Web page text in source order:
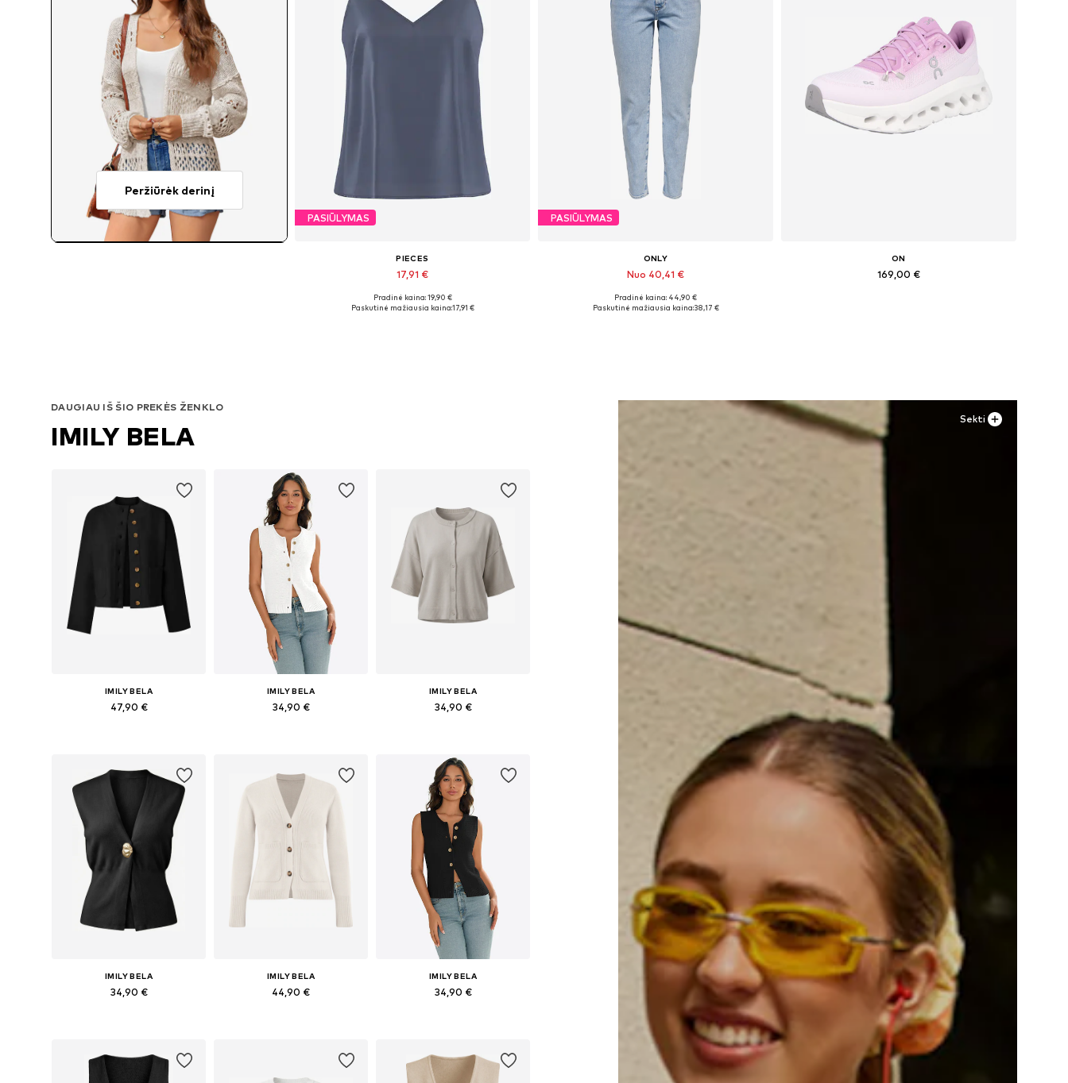
Peržiūrėk derinį
PASIŪLYMAS
PIECES
17,91 €
Galimi dydžiai: XS, S, M, L, XL, XXL
Pradinė kaina: 19,90 €
Paskutinė mažiausia kaina:17,91 €
PASIŪLYMAS
ONLY
Nuo 40,41 €
Yra daugybė dydžių
Pradinė kaina: 44,90 €
Paskutinė mažiausia kaina:38,17 €
ON
169,00 €
Sekti
DAUGIAU IŠ ŠIO PREKĖS ŽENKLO
IMILY BELA
IMILY BELA
47,90 €
IMILY BELA
34,90 €
IMILY BELA
34,90 €
Į krepšelį
IMILY BELA
34,90 €
IMILY BELA
44,90 €
IMILY BELA
34,90 €